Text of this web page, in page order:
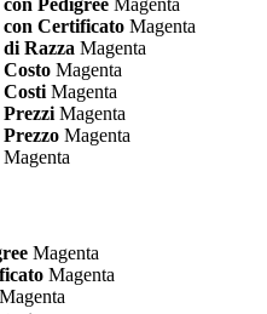
Pedigree Magenta
Certificato Magenta
Razza Magenta
Magenta
Costi Magenta
Magenta
Magenta
Magenta
Magenta
Magenta
Magenta